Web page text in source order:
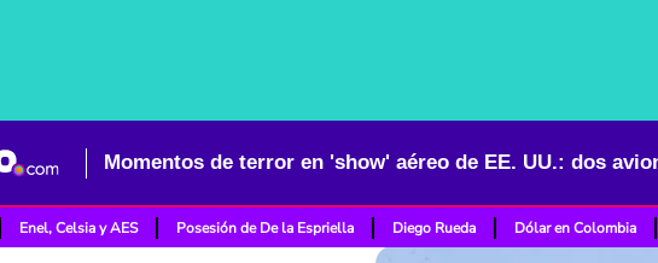
Enel, Celsia y AES Posesión de De la Espriella Diego Rueda Dólar en Colombia